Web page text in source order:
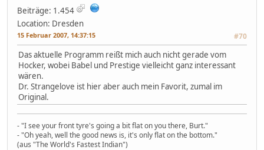
Beiträge: 1.454
Location: Dresden
15 Februar 2007, 14:37:15 #70
Das aktuelle Programm reißt mich auch nicht gerade vom
Hocker, wobei Babel und Prestige vielleicht ganz interessant
wären.
Dr. Strangelove ist hier aber auch mein Favorit, zumal im
Original.
- "I see your front tyre's going a bit flat on you there, Burt."
- "Oh yeah, well the good news is, it's only flat on the bottom."
(aus "The World's Fastest Indian")